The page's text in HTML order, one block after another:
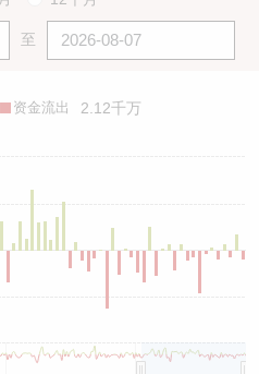
至
资金流出 2.12千万